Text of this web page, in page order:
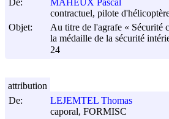
MAHEUX Pascal
contractuel, pilote
Objet:
Au titre de l'agrafe « Sécurité
la médaille de la sécurité
24
De:
LEJEMTEL Thomas
caporal, FORMISC
attribution